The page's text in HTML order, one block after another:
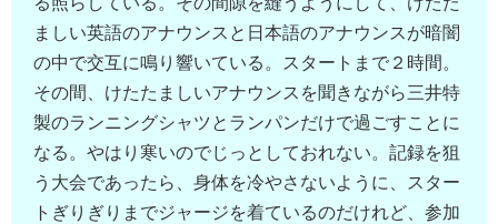
ましい英語のアナウンスと日本語のアナウンスが暗闇
の中で交互に鳴り響いている。スタートまで２時間。
その間、けたたましいアナウンスを聞きながら三井特
製のランニングシャツとランパンだけで過ごすことに
なる。やはり寒いのでじっとしておれない。記録を狙
う大会であったら、身体を冷やさないように、スター
トぎりぎりまでジャージを着ているのだけれど、参加